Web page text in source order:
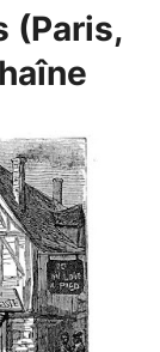
(Paris,